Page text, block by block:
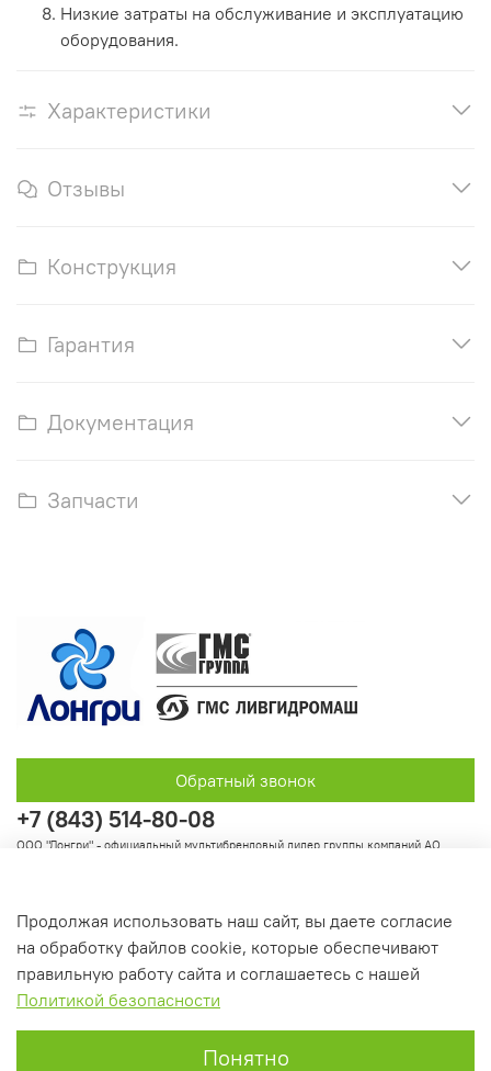
Низкие затраты на обслуживание и эксплуатацию
оборудования.
Характеристики
Отзывы
Конструкция
Гарантия
Документация
Запчасти
Информация
+7 (843) 514-80-08
ООО "Лонгри" - официальный мультибрендовый дилер группы компаний АО
Обратный звонок
Продолжая использовать наш сайт, вы даете согласие
на обработку файлов cookie, которые обеспечивают
правильную работу сайта и соглашаетесь с нашей
Политикой безопасности
Понятно